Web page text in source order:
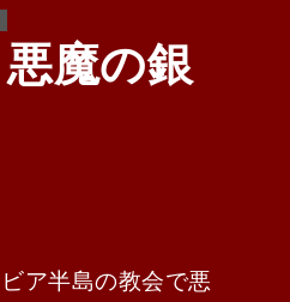
悪魔の銀
ア半島の教会で悪